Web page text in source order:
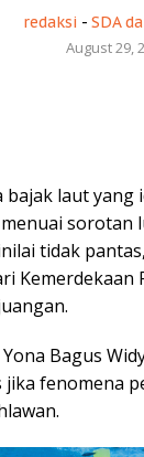
redaksi - SDA
August 29,
laut yang
sorotan
tidak
Kemerdekaan
Bagus
fenomena